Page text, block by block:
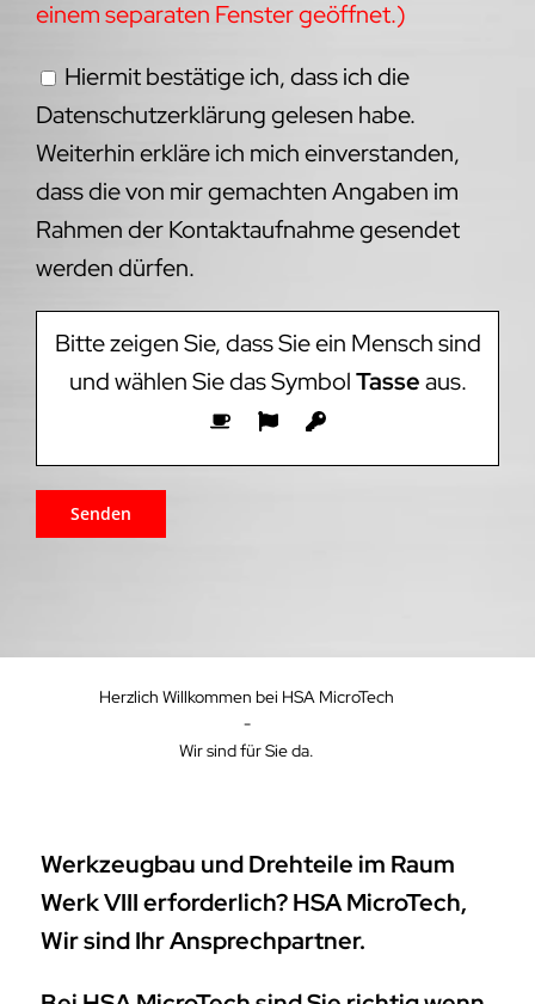
einem separaten Fenster geöffnet.)
Hiermit bestätige ich, dass ich die
Datenschutzerklärung gelesen habe.
Weiterhin erkläre ich mich einverstanden,
dass die von mir gemachten Angaben im
Rahmen der Kontaktaufnahme gesendet
werden dürfen.
Bitte zeigen Sie, dass Sie ein Mensch sind
und wählen Sie das SymbolTasseaus.
Herzlich Willkommen bei HSA MicroTech
-
Wir sind für Sie da.
Werkzeugbau und Drehteile im Raum
Werk VIII erforderlich? HSA MicroTech,
Wir sind Ihr Ansprechpartner.